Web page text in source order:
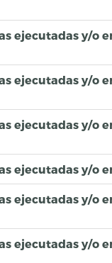
ejecutadas y/o
ejecutadas y/o
ejecutadas y/o
ejecutadas y/o
ejecutadas y/o
ejecutadas y/o